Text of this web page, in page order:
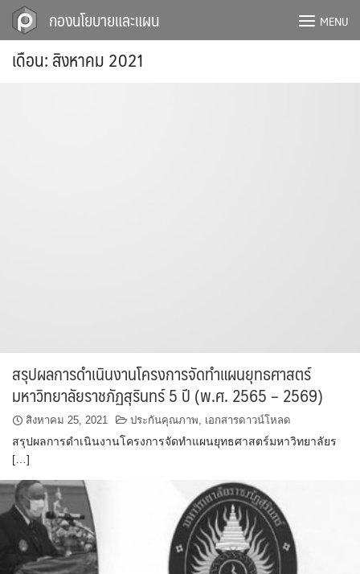
Skip
content
กองนโยบายและแผน MENU
เดือน:สิงหาคม 2021
สรุปผลการดำเนินงานโครงการจัดทำแผนยุทธศาสตร์
มหาวิทยาลัยราชภัฏสุรินทร์ 5 ปี (พ.ศ. 2565 – 2569)
สิงหาคม 25, 2021 ประกันคุณภาพ, เอกสารดาวน์โหลด
สรุปผลการดำเนินงานโครงการจัดทำแผนยุทธศาสตร์มหาวิทยาลัยร
[…]